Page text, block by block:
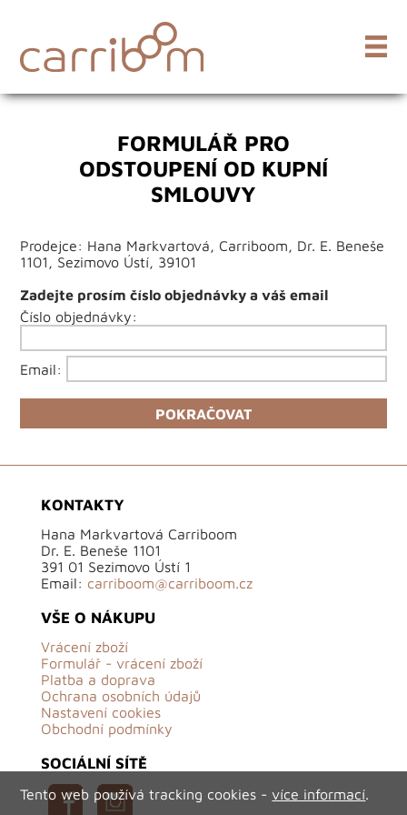
FORMULÁŘ PRO
ODSTOUPENÍ OD KUPNÍ
SMLOUVY
Prodejce: Hana Markvartová, Carriboom, Dr. E. Beneše
1101, Sezimovo Ústí, 39101
Zadejte prosím číslo objednávky a váš email
Číslo objednávky:
Email:
POKRAČOVAT
KONTAKTY
Hana Markvartová Carriboom
Dr. E. Beneše 1101
391 01 Sezimovo Ústí 1
Email: carriboom@carriboom.cz
VŠE O NÁKUPU
Vrácení zboží
Formulář - vrácení zboží
Platba a doprava
Ochrana osobních údajů
Nastavení cookies
Obchodní podmínky
SOCIÁLNÍ SÍTĚ
Tento web používá tracking cookies -více informací.